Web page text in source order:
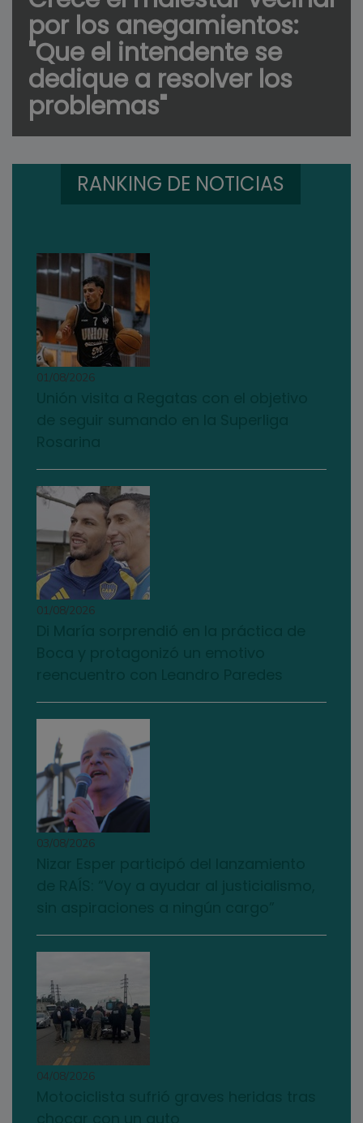
por los anegamientos:
"Que el intendente se
dedique a resolver los
problemas"
RANKING DE NOTICIAS
01/08/2026
01/08/2026
03/08/2026
04/08/2026